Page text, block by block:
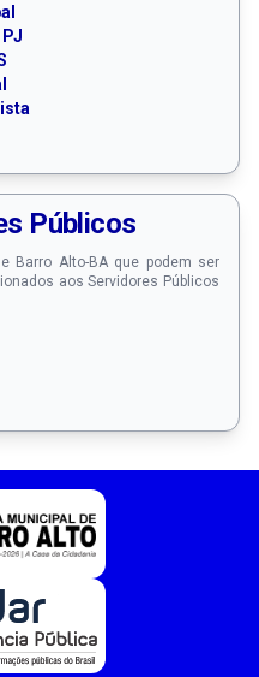
Públicos
Barro Alto-BA que podem ser
aos Servidores Públicos